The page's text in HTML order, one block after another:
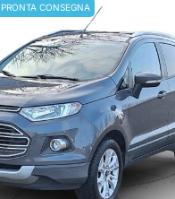
PRONTA CONSEGNA